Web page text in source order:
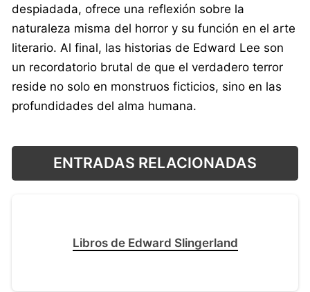
despiadada, ofrece una reflexión sobre la
naturaleza misma del horror y su función en el arte
literario. Al final, las historias de Edward Lee son
un recordatorio brutal de que el verdadero terror
reside no solo en monstruos ficticios, sino en las
profundidades del alma humana.
ENTRADAS RELACIONADAS
Libros de Edward Slingerland